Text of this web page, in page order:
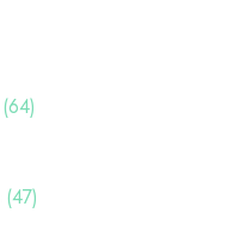
64
47